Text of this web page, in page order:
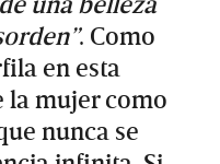
. Como
en esta
la mujer como
nunca se